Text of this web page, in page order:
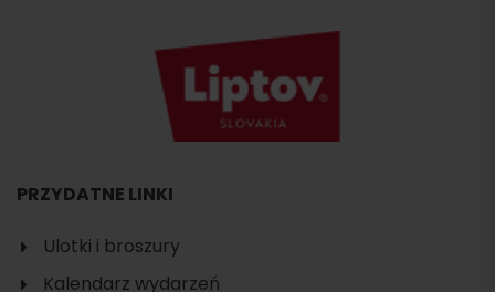
PRZYDATNE LINKI
Ulotki i broszury
Kalendarz wydarzeń